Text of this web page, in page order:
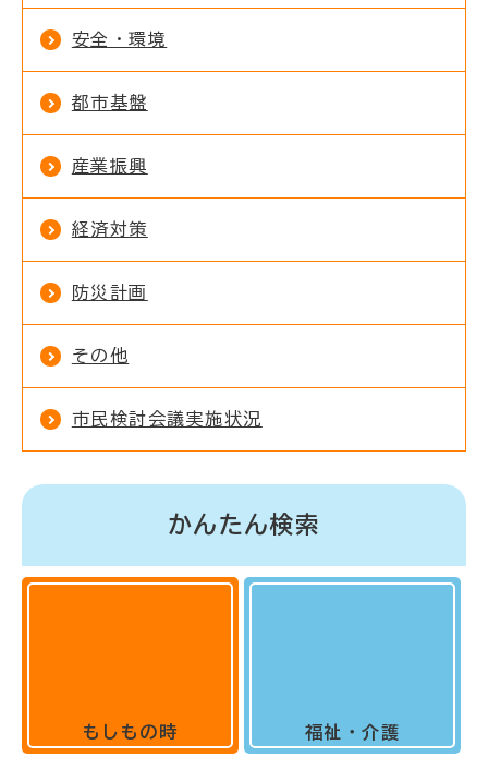
安全・環境
都市基盤
産業振興
経済対策
防災計画
その他
市民検討会議実施状況
かんたん検索
もしもの時 福祉・介護